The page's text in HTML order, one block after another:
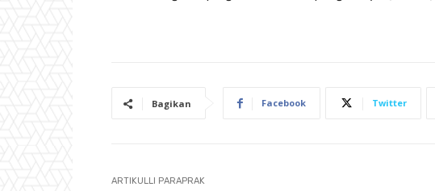
Bagikan Facebook Twitter
ARTIKULLI PARAPRAK